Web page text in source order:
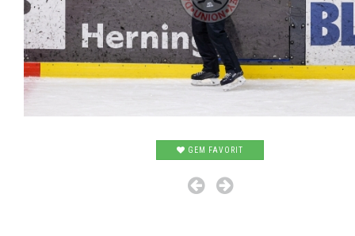
GEM FAVORIT